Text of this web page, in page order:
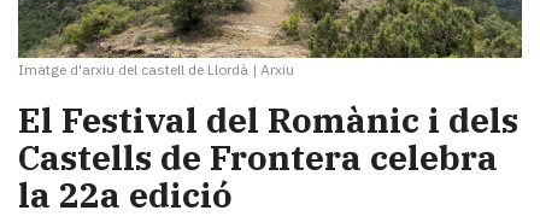
Imatge d'arxiu del castell de Llordà | Arxiu
El Festival del Romànic i dels
Castells de Frontera celebra
la 22a edició